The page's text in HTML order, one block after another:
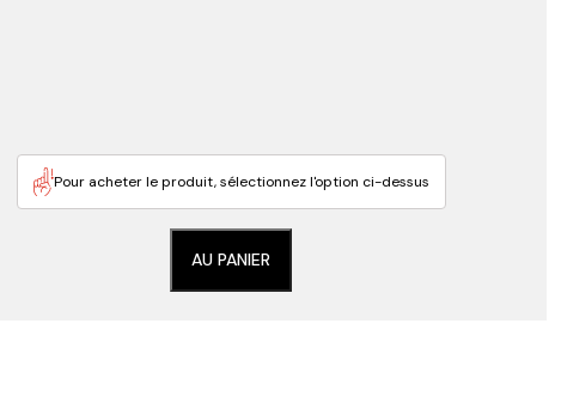
Pour acheter le produit, sélectionnez l'option ci-dessus
AU PANIER